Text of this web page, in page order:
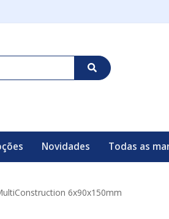
Novidades Todas as
6x90x150mm